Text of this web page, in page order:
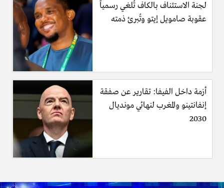
لجنة الاستئناف بالكاف تُلغي رسمياً
عقوبة صامويل إيتو وتُبرئ ذمته
أزمة داخل الفيفا: تقارير عن صفقة
إنفانتينو والمغرب لنهائي مونديال
2030